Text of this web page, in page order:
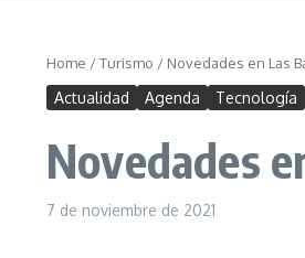
Home /Turismo / Novedades en Las
Actualidad Agenda Tecnología
Novedades
7 de noviembre de 2021